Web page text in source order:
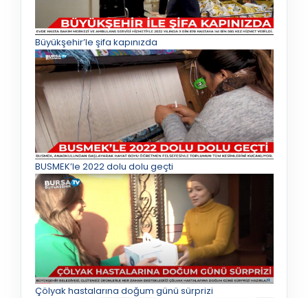
Büyükşehir’le şifa kapınızda
BUSMEK’le 2022 dolu dolu geçti
Çölyak hastalarına doğum günü sürprizi